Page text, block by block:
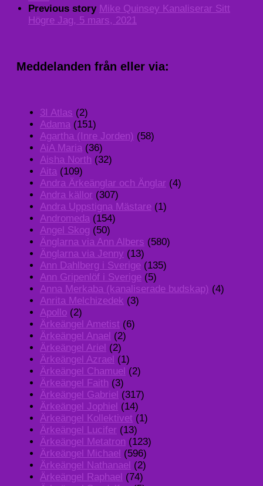
Previous story Mike Quinsey Kanaliserar Sitt
Högre Jag, 5 mars, 2021
Meddelanden från eller via:
3I Atlas (2)
Adama (151)
Agartha (Inre Jorden) (58)
AiA Maria (36)
Aisha North (32)
Aita (109)
Andra Ärkeänglar och Änglar (4)
Andra källor (307)
Andra Uppstigna Mästare (1)
Andromeda (154)
Angel Skog (50)
Änglarna via Ann Albers (580)
Änglarna via Jenny (13)
Ann Dahlberg i Sverige (135)
Ann Gripenlöf i Sverige (5)
Anna Merkaba (kanaliserade budskap) (4)
Anrita Melchizedek (3)
Apollo (2)
Ärkeängel Ametist (6)
Ärkeängel Anael (2)
Ärkeängel Ariel (2)
Ärkeängel Azrael (1)
Ärkeängel Chamuel (2)
Ärkeängel Faith (3)
Ärkeängel Gabriel (317)
Ärkeängel Jophiel (14)
Ärkeängel Kollektivet (1)
Ärkeängel Lucifer (13)
Ärkeängel Metatron (123)
Ärkeängel Michael (596)
Ärkeängel Nathanael (2)
Ärkeängel Raphael (74)